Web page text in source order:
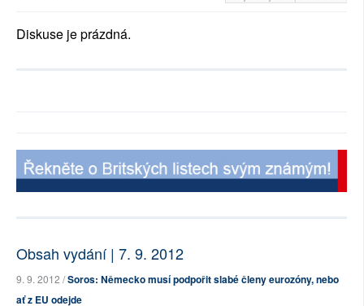
Diskuse je prázdná.
Obsah vydání | 7. 9. 2012
9. 9. 2012 /Soros: Německo musí podpořit slabé členy eurozóny, nebo
ať z EU odejde